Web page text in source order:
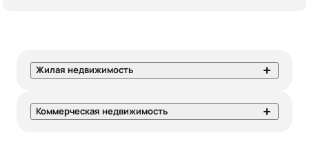
Жилая недвижимость
Коммерческая недвижимость